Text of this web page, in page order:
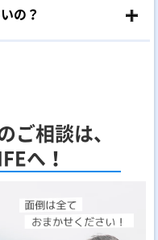
の？
ご相談は、
へ！